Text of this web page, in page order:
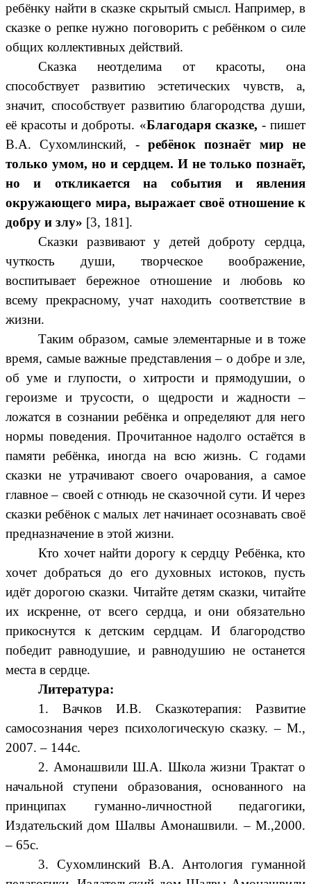
ребёнку найти в сказке скрытый смысл. Например, в
сказке о репке нужно поговорить с ребёнком о силе
общих коллективных действий.
Сказка неотделима от красоты, она
способствует развитию эстетических чувств, а,
значит, способствует развитию благородства души,
её красоты и доброты. «Благодаря сказке, - пишет
В.А. Сухомлинский, - ребёнок познаёт мир не
только умом, но и сердцем. И не только познаёт,
но и откликается на события и явления
окружающего мира, выражает своё отношение к
добру и злу» [3, 181].
Сказки развивают у детей доброту сердца,
чуткость души, творческое воображение,
воспитывает бережное отношение и любовь ко
всему прекрасному, учат находить соответствие в
жизни.
Таким образом, самые элементарные и в тоже
время, самые важные представления – о добре и зле,
об уме и глупости, о хитрости и прямодушии, о
героизме и трусости, о щедрости и жадности –
ложатся в сознании ребёнка и определяют для него
нормы поведения. Прочитанное надолго остаётся в
памяти ребёнка, иногда на всю жизнь. С годами
сказки не утрачивают своего очарования, а самое
главное – своей с отнюдь не сказочной сути. И через
сказки ребёнок с малых лет начинает осознавать своё
предназначение в этой жизни.
Кто хочет найти дорогу к сердцу Ребёнка, кто
хочет добраться до его духовных истоков, пусть
идёт дорогою сказки. Читайте детям сказки, читайте
их искренне, от всего сердца, и они обязательно
прикоснутся к детским сердцам. И благородство
победит равнодушие, и равнодушию не останется
места в сердце.
Литература:
1. Вачков И.В. Сказкотерапия: Развитие
самосознания через психологическую сказку. – М.,
2007. – 144с.
2. Амонашвили Ш.А. Школа жизни Трактат о
начальной ступени образования, основанного на
принципах гуманно-личностной педагогики,
Издательский дом Шалвы Амонашвили. – М.,2000.
– 65с.
3. Сухомлинский В.А. Антология гуманной